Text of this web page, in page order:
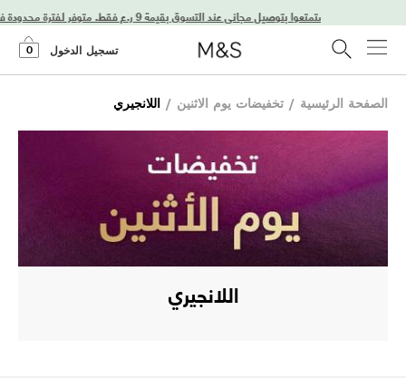
تسجيل الدخول 0
الصفحة الرئيسية / تخفيضات يوم الاثنين / اللانجيري
اللانجيري